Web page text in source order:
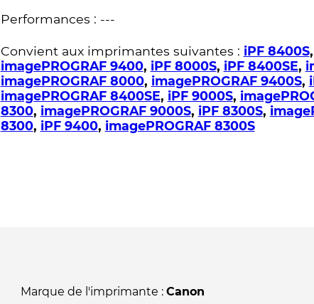
Performances : ---
Convient aux imprimantes suivantes : iPF 8400S,
imagePROGRAF 9400, iPF 8000S, iPF 8400SE,
imagePROGRAF 8000, imagePROGRAF 9400S,
imagePROGRAF 8400SE, iPF 9000S,
8300, imagePROGRAF 9000S, iPF 8300S,
8300, iPF 9400, imagePROGRAF 8300S
Marque de l'imprimante : Canon